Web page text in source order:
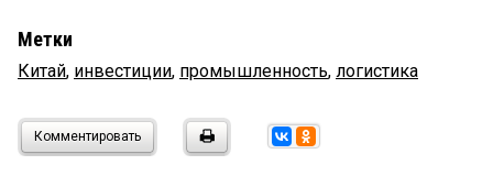
Метки
Китай, инвестиции, промышленность, логистика
Комментировать